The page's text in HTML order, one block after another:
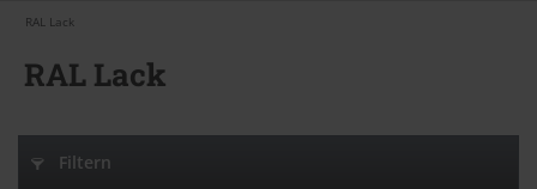
RAL Lack
RAL Lack
Filtern